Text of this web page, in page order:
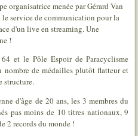
organisatrice menée par Gérard Van
le service de communication pour la
d'un live en streaming. Une
!
et le Pôle Espoir de Paracyclisme
de médailles plutôt flatteur et
structure.
d'âge de 20 ans, les 3 membres du
pas moins de 10 titres nationaux, 9
2 records du monde !